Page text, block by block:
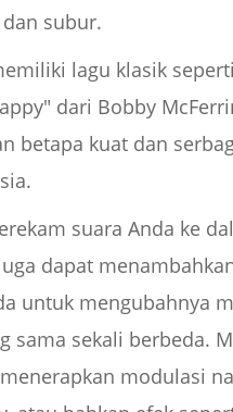
subur.
lagu klasik
dari Bobby
betapa kuat dan
suara Anda ke
dapat
untuk mengubahnya
sama sekali berbeda.
modulasi